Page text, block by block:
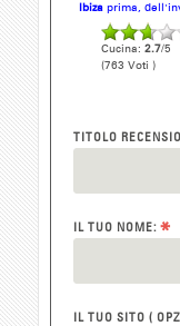
Ibiza prima,
Cucina: 2.7/5
(763 Voti )
TITOLO
IL TUO NOME: *
IL TUO SITO (